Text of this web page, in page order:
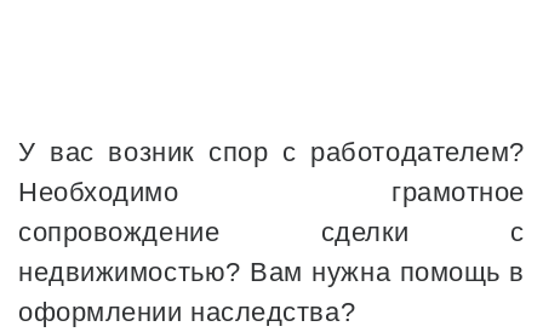
У вас возник спор с работодателем?
Необходимо грамотное
сопровождение сделки с
недвижимостью? Вам нужна помощь в
оформлении наследства?